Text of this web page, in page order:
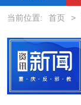
当前位置: 首页 >